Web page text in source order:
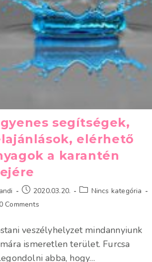
segítségek,
elérhető
a karantén
andi
Post
published:
2020.03.20.
PostNincs kategória
Comments
veszélyhelyzet mindannyiunk
ismeretlen terület. Furcsa
abba, hogy…